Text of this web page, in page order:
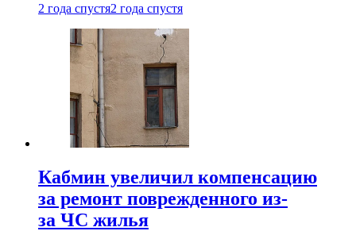
2 года спустя2 года спустя
Кабмин увеличил компенсацию
за ремонт поврежденного из-
за ЧС жилья